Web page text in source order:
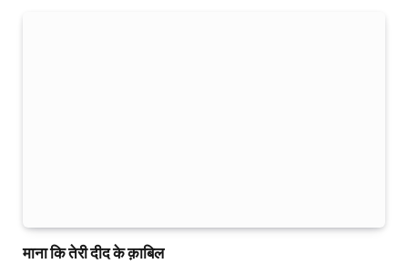
माना कि तेरी दीद के क़ाबिल